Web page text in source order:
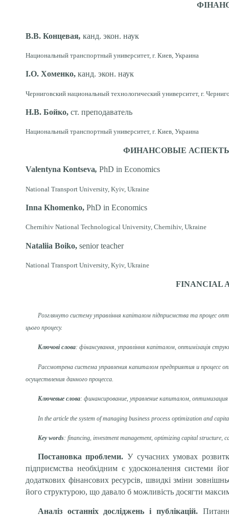
В.В. Концевая, канд. экон. наук
Национальный транспортный университет, г. Киев, Украина
І.О. Хоменко, канд. экон. наук
Черниговский национальный технологический университет, г.
Н.В. Бойко, ст. преподаватель
Национальный транспортный университет, г. Киев, Украина
ФИНАНСОВЫЕ
Valentyna Kontseva, PhD in Economics
National Transport University, Kyiv, Ukraine
Inna Khomenko, PhD in Economics
Chernihiv National Technological University, Chernihiv, Ukraine
Nataliia Boiko, senior teacher
National Transport University, Kyiv, Ukraine
FINANCIAL
Розглянуто систему управління капіталом підприємства та процес
цього процесу.
Ключові слова: фінансування, управління капіталом, оптимізація
Рассмотрена система управления капиталом предприятия и процесс
осуществления данного процесса.
Ключевые слова: финансирование, управление капиталом,
In the article the system of managing business process optimization and
Key words: financing, investmentmanagement, optimizing capital structure,
Постановка проблеми. У сучасних умовах
підприємства необхідним є удосконалення системи
додаткових фінансових ресурсів, швидкі зміни
його структурою, що давало б можливість досягти
Аналіз останніх досліджень і публікацій.